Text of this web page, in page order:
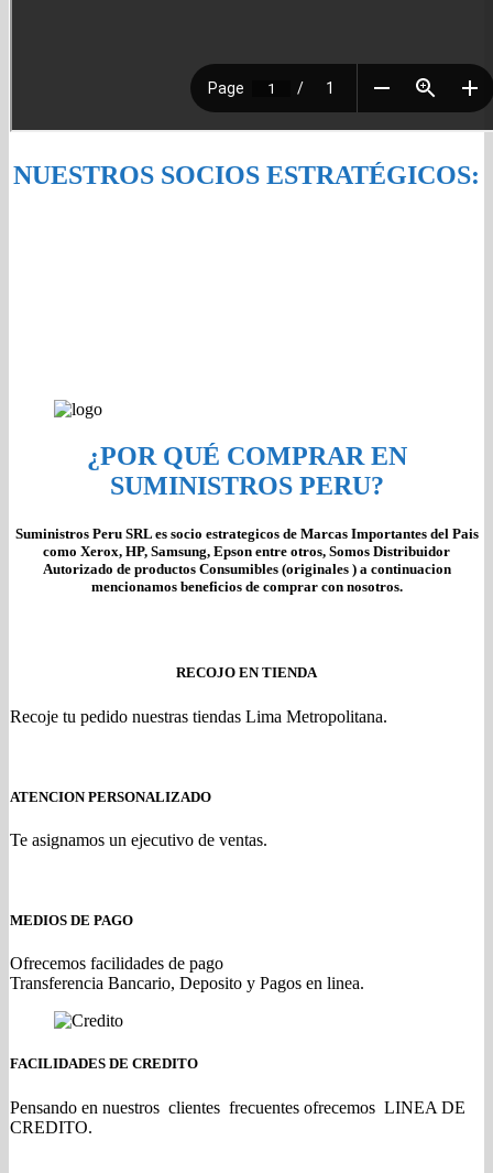
NUESTROS SOCIOS ESTRATÉGICOS:
¿POR QUÉ COMPRAR EN
SUMINISTROS PERU?
Suministros Peru SRL es socio estrategicos de Marcas Importantes del Pais
como Xerox, HP, Samsung, Epson entre otros, Somos Distribuidor
Autorizado de productos Consumibles (originales ) a continuacion
mencionamos beneficios de comprar con nosotros.
RECOJO EN TIENDA
Recoje tu pedido nuestras tiendas Lima Metropolitana.
ATENCION PERSONALIZADO
Te asignamos un ejecutivo de ventas.
MEDIOS DE PAGO
Ofrecemos facilidades de pago
Transferencia Bancario, Deposito y Pagos en linea.
FACILIDADES DE CREDITO
Pensando en nuestros clientes frecuentes ofrecemos LINEA DE
CREDITO.